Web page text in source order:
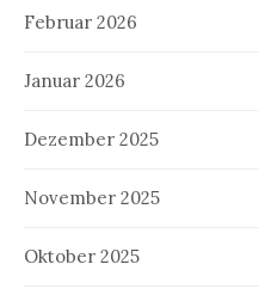
Februar 2026
Januar 2026
Dezember 2025
November 2025
Oktober 2025